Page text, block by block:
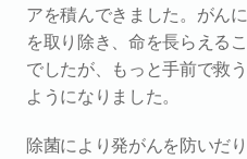
アを積んできました。がん
を取り除き、命を長らえる
でしたが、もっと手前で救
ようになりました。
除菌により発がんを防いだ